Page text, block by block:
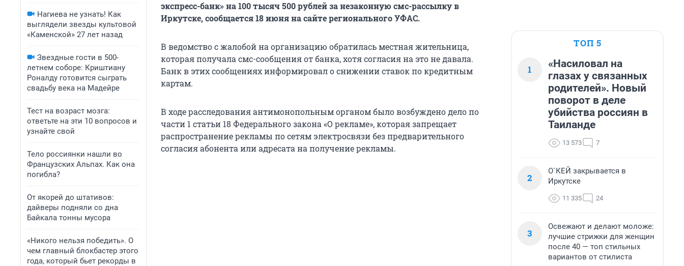
Нагиева не узнать! Как
выглядели звезды культовой
«Каменской» 27 лет назад
Звездные гости в 500-
летнем соборе: Криштиану
Роналду готовится сыграть
свадьбу века на Мадейре
Тест на возраст мозга:
ответьте на эти 10 вопросов и
узнайте свой
Тело россиянки нашли во
Французских Альпах. Как она
погибла?
От якорей до штативов:
дайверы подняли со дна
Байкала тонны мусора
«Никого нельзя победить». О
чем главный блокбастер этого
года, который бьет рекорды в
экспресс-банк» на 100 тысяч 500 рублей за незаконную смс-рассылку в
Иркутске, сообщается 18 июня на сайте регионального УФАС.
В ведомство с жалобой на организацию обратилась местная жительница,
которая получала смс-сообщения от банка, хотя согласия на это не давала.
Банк в этих сообщениях информировал о снижении ставок по кредитным
картам.
В ходе расследования антимонопольным органом было возбуждено дело по
части 1 статьи 18 Федерального закона «О рекламе», которая запрещает
распространение рекламы по сетям электросвязи без предварительного
согласия абонента или адресата на получение рекламы.
ТОП 5
1
«Насиловал на
глазах у связанных
родителей». Новый
поворот в деле
убийства россиян в
Таиланде
13 573 7
2
О`КЕЙ закрывается в
Иркутске
11 335 24
3
Освежают и делают моложе:
лучшие стрижки для женщин
после 40 — топ стильных
вариантов от стилиста